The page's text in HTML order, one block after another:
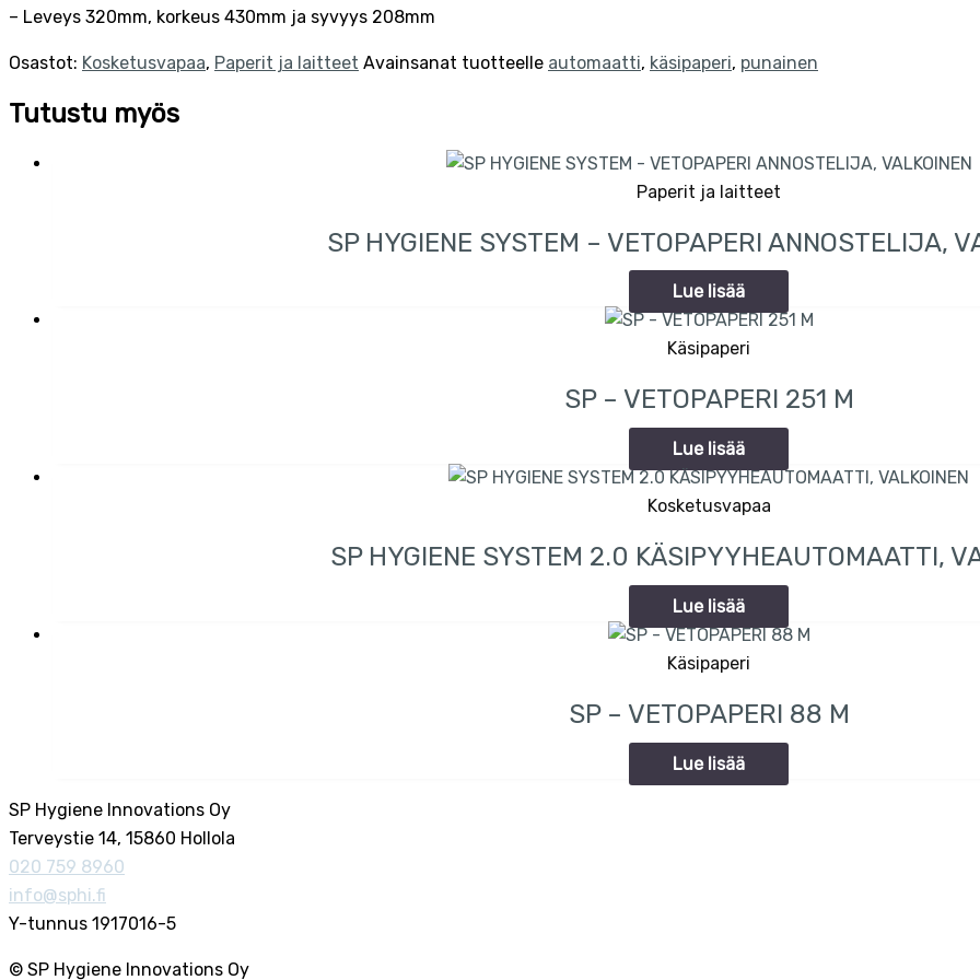
– Leveys 320mm, korkeus 430mm ja syvyys 208mm
Osastot: Kosketusvapaa, Paperit ja laitteet Avainsanat tuotteelle automaatti, käsipaperi, punainen
Tutustu myös
Paperit ja laitteet
SP HYGIENE SYSTEM – VETOPAPERI ANNOSTELIJA,
Lue lisää
Käsipaperi
SP – VETOPAPERI 251 M
Lue lisää
Kosketusvapaa
SP HYGIENE SYSTEM 2.0 KÄSIPYYHEAUTOMAATTI,
Lue lisää
Käsipaperi
SP – VETOPAPERI 88 M
Lue lisää
SP Hygiene Innovations Oy
Terveystie 14, 15860 Hollola
020 759 8960
info@sphi.fi
Y-tunnus 1917016-5
© SP Hygiene Innovations Oy